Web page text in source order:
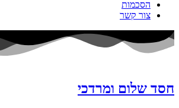
הסכמות
צור קשר
חסד שלום ומרדכי